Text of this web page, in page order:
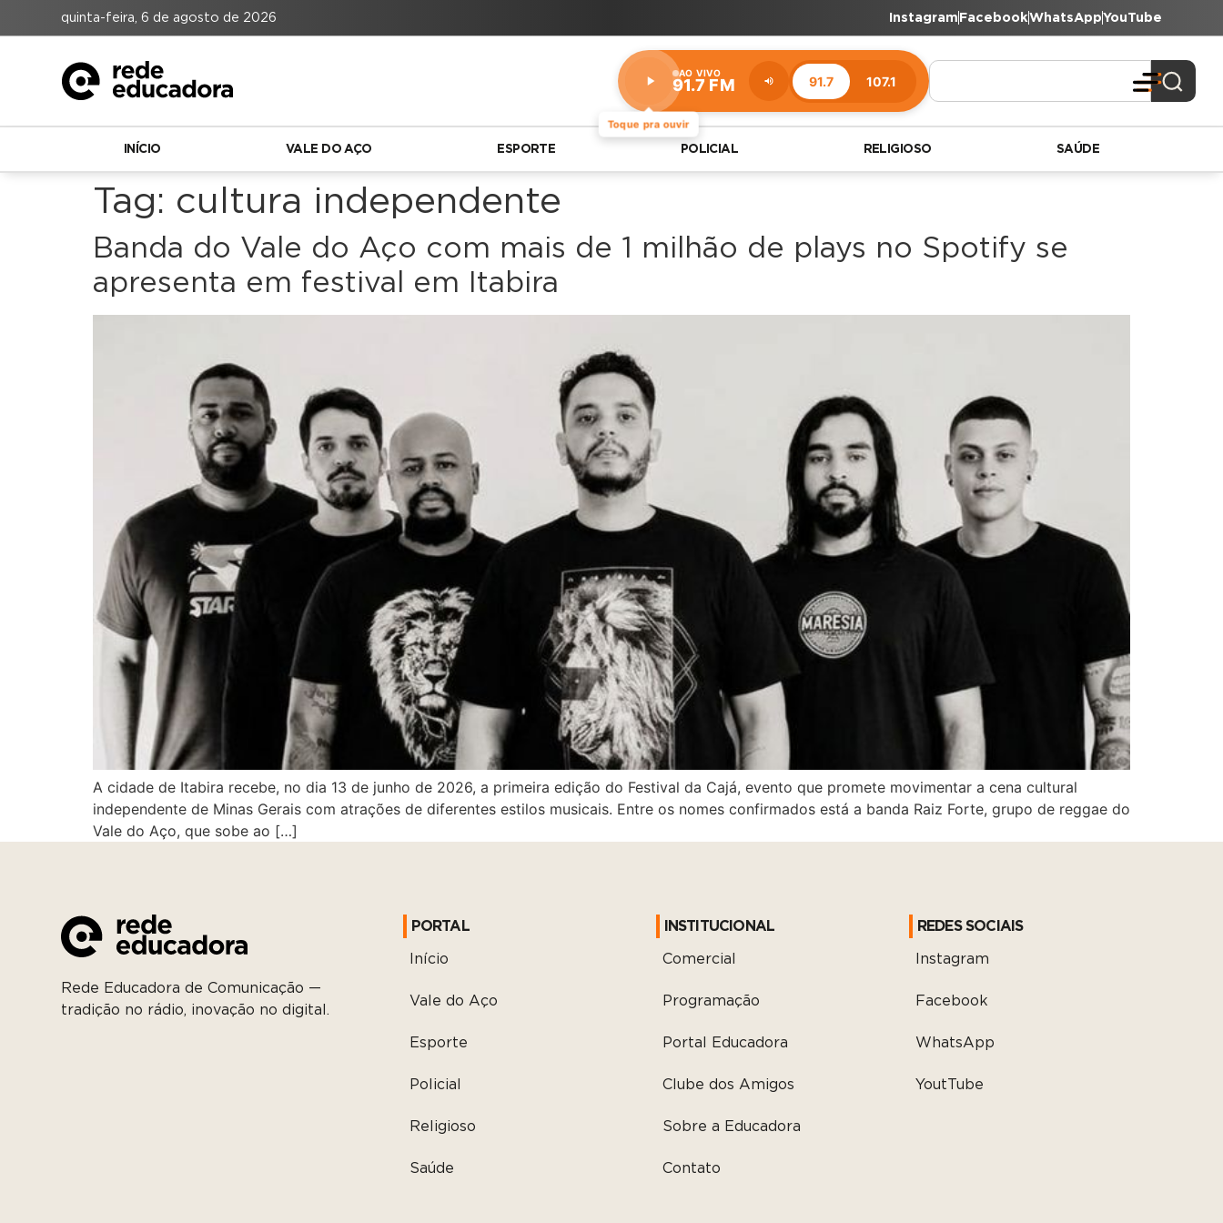
quinta-feira, 6 de agosto de 2026 Instagram FacebookWhatsAppYouTube
Toque pra ouvir
AO VIVO
91.7 FM 91.7 107.1
Estação:
91.7
FM
INÍCIO VALE DO AÇO ESPORTE POLICIAL RELIGIOSO SAÚDE
Tag: cultura independente
Banda do Vale do Aço com mais de 1 milhão de plays no Spotify se
apresenta em festival em Itabira
A cidade de Itabira recebe, no dia 13 de junho de 2026, a primeira edição do Festival da Cajá, evento que promete movimentar a cena cultural
independente de Minas Gerais com atrações de diferentes estilos musicais. Entre os nomes confirmados está a banda Raiz Forte, grupo de reggae do
Vale do Aço, que sobe ao […]
Rede Educadora de Comunicação —
tradição no rádio, inovação no digital.
PORTAL
Início
Vale do Aço
Esporte
Policial
Religioso
Saúde
INSTITUCIONAL
Comercial
Programação
Portal Educadora
Clube dos Amigos
Sobre a Educadora
Contato
REDES SOCIAIS
Instagram
Facebook
WhatsApp
YoutTube